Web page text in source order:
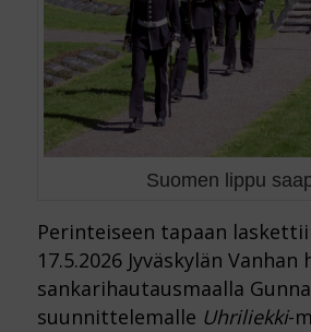
Suomen lippu
Perinteiseen tapaan
17.5.2026 Jyväskylän
sankarihautausmaalla
suunnittelemalle Uhriliekki-